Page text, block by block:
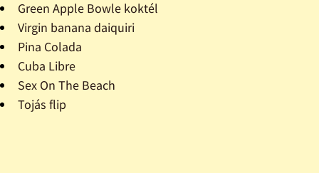
Green Apple Bowle koktél
Virgin banana daiquiri
Pina Colada
Cuba Libre
Sex On The Beach
Tojás flip